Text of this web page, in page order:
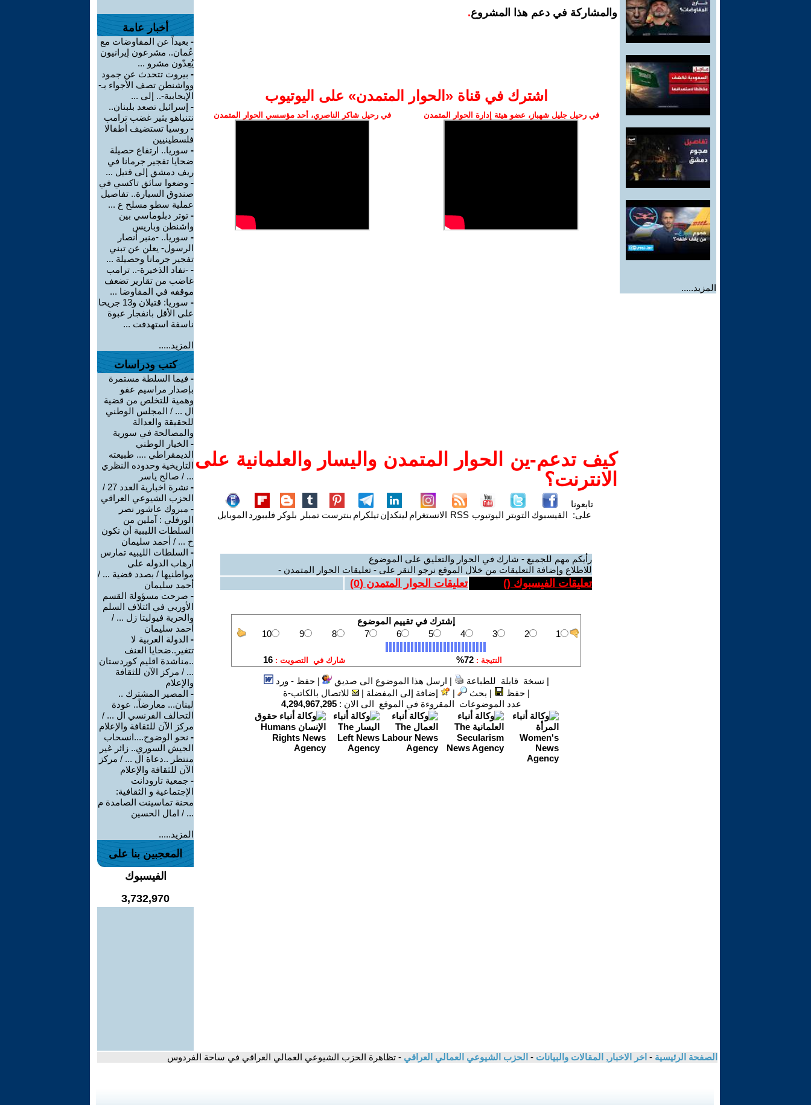
المزيد.....
والمشاركة في دعم هذا المشروع.
اشترك في قناة ‫«الحوار المتمدن» على اليوتيوب
في رحيل جليل شهباز، عضو هيئة إدارة الحوار المتمدن في رحيل شاكر الناصري، أحد مؤسسي الحوار المتمدن
كيف تدعم-ين الحوار المتمدن واليسار والعلمانية على
الانترنت؟
تابعونا
على: الفيسبوك التويتر اليوتيوب RSS الانستغرام لينكدإنتيلكرام بنترست تمبلر بلوكر فليبورد الموبايل
رأيكم مهم للجميع - شارك في الحوار والتعليق على الموضوع
للاطلاع وإضافة التعليقات من خلال الموقع نرجو النقر على - تعليقات الحوار المتمدن -
تعليقات الفيسبوك () تعليقات الحوار المتمدن (0
)
| نسخة قابلة للطباعة | ارسل هذا الموضوع الى صديق |حفظ - ورد
|حفظ | بحث | إضافة إلى المفضلة |
للاتصال بالكاتب-ة
عدد الموضوعات المقروءة في الموقع الى الان : 4,294,967,295
أخبار عامة
- بعيداً عن المفاوضات مع
عُمان.. مشرعون إيرانيون
يُعِدّون مشرو ...
- بيروت تتحدث عن جمود
وواشنطن تصف الأجواء بـ-
الإيجابية-.. إلى ...
- إسرائيل تصعد بلبنان..
نتنياهو يثير غضب ترامب
- روسيا تستضيف أطفالا
فلسطينيين
- سوريا.. ارتفاع حصيلة
ضحايا تفجير جرمانا في
ريف دمشق إلى قتيل ...
- وضعوا سائق تاكسي في
صندوق السيارة.. تفاصيل
عملية سطو مسلح ع ...
- توتر دبلوماسي بين
واشنطن وباريس
- سوريا.. -منبر أنصار
الرسول- يعلن عن تبني
تفجير جرمانا وحصيلة ...
- -نفاد الذخيرة-.. ترامب
غاضب من تقارير تضعف
موقفه في المفاوضا ...
-
سوريا: قتيلان و13 جريحا
على الأقل بانفجار عبوة
ناسفة استهدفت ...
المزيد.....
كتب ودراسات
- فيما السلطة مستمرة
بإصدار مراسيم عفو
وهمية للتخلص من قضية
ال ... / المجلس الوطني
للحقيقة والعدالة
والمصالحة في سورية
- الخيار الوطني
الديمقراطي .... طبيعته
التاريخية وحدوده النظري
... / صالح ياسر
-
نشرة اخبارية العدد 27 /
الحزب الشيوعي العراقي
- مبروك عاشور نصر
الورفلي : آملين من
السلطات الليبية أن تكون
ح ... / أحمد سليمان
- السلطات الليبيه تمارس
ارهاب الدوله على
مواطنيها / بصدد قضية ... /
أحمد سليمان
- صرحت مسؤولة القسم
الأوربي في ائتلاف السلم
والحرية فيوليتا زل ... /
أحمد سليمان
- الدولة العربية لا
تتغير..ضحايا العنف
..مناشدة اقليم كوردستان
... / مركز الآن للثقافة
والإعلام
- المصير المشترك ..
لبنان... معارضاً.. عودة
التحالف الفرنسي ال ... /
مركز الآن للثقافة والإعلام
- نحو الوضوح....انسحاب
الجيش السوري.. زائر غير
منتظر ..دعاة ال ... / مركز
الآن للثقافة والإعلام
- جمعية تارودانت
الإجتماعية و الثقافية:
محنة تماسينت الصامدة م
... / امال الحسين
المزيد.....
المعجبين بنا على
الفيسبوك
3,732,970
الصفحة الرئيسية - اخر الاخبار, المقالات والبيانات - الحزب الشيوعي العمالي العراقي - تظاهرة الحزب الشيوعي العمالي العراقي في ساحة الفردوس